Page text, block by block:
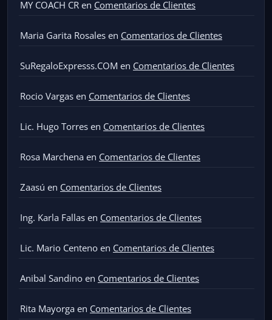
MY COACH CR en Comentarios de Clientes
Maria Garita Rosales en Comentarios de Clientes
SuRegaloExpresss.COM en Comentarios de Clientes
Rocio Vargas en Comentarios de Clientes
Lic. Hugo Torres en Comentarios de Clientes
Rosa Marchena en Comentarios de Clientes
Zaasú en Comentarios de Clientes
Ing. Karla Fallas en Comentarios de Clientes
Lic. Mario Centeno en Comentarios de Clientes
Anibal Sandino en Comentarios de Clientes
Rita Mayorga en Comentarios de Clientes